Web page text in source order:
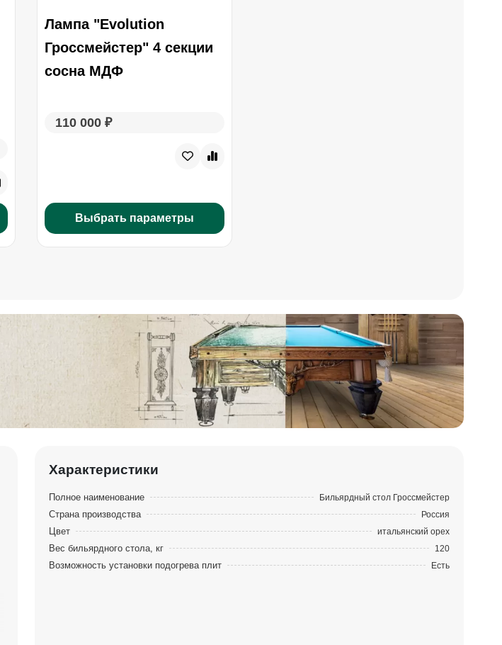
Лампа "Evolution
Гроссмейстер" 4 секции
сосна МДФ
110 000 ₽
Выбрать параметры
Характеристики
Полное наименование Бильярдный стол Гроссмейстер
Страна производства Россия
Цвет итальянский орех
Вес бильярдного стола, кг 120
Возможность установки подогрева плит Есть